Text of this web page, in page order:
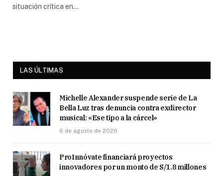
situación crítica en…
LAS ÚLTIMAS
Michelle Alexander suspende serie de La
Bella Luz tras denuncia contra exdirector
musical: «Ese tipo a la cárcel»
6 de agosto de 2026
ProInnóvate financiará proyectos
innovadores por un monto de S/1.8 millones